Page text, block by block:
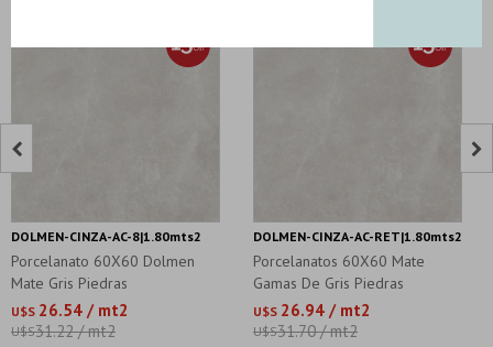
Porcelanato 60X60 Dolmen
Mate Gris Piedras
U$S 26.54 / mt2
U$S31.22 / mt2
DOLMEN-CINZA-AC-8|1.80mts2
Porcelanatos 60X60 Mate
Gamas De Gris Piedras
U$S 26.94 / mt2
U$S31.70 / mt2
DOLMEN-CINZA-AC-RET|1.80mts2
 